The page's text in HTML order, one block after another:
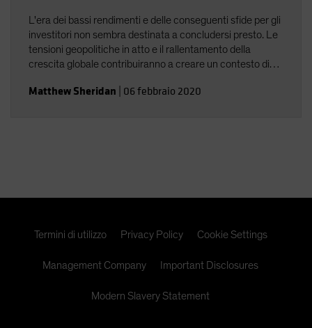
L'era dei bassi rendimenti e delle conseguenti sfide per gli
investitori non sembra destinata a concludersi presto. Le
tensioni geopolitiche in atto e il rallentamento della
crescita globale contribuiranno a creare un contesto di
Un rallentamento globale potrebbe rendere il mondo
Matthew Sheridan 06 febbraio 2020
Termini di utilizzo Privacy Policy Cookie Settings
Management Company Important Disclosures
Modern Slavery Statement